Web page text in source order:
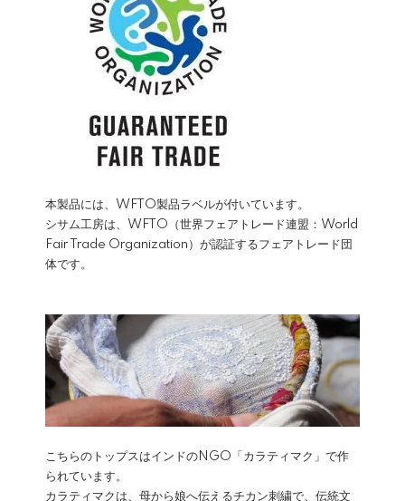
本製品には、WFTO製品ラベルが付いています。
シサム工房は、WFTO（世界フェアトレード連盟：World
Fair Trade Organization）が認証するフェアトレード団
体です。
こちらのトップスはインドのNGO「カラティマク」で作
られています。
カラティマクは、母から娘へ伝えるチカン刺繍で、伝統文